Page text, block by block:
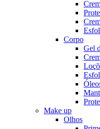
Corpo
Gel
Make up
Olhos